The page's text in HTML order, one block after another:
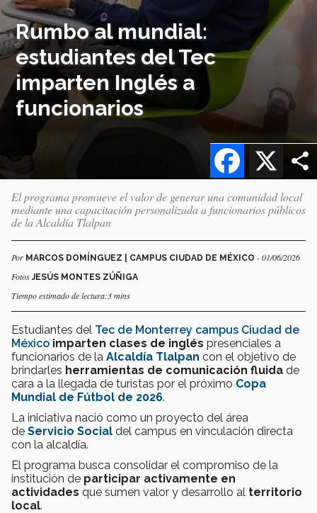
Rumbo al mundial:
estudiantes del Tec
imparten Inglés a
funcionarios
X
Facebook
El programa promueve el valor de generar una comunidad local
mediante una capacitación personalizada a funcionarios públicos
de la Alcaldía Tlalpan
Por MARCOS DOMÍNGUEZ | CAMPUS CIUDAD DE MÉXICO - 01/06/2026
FotosJESÚS MONTES ZÚÑIGA
Tiempo estimado de lectura:3 mins
Estudiantes del Tec de Monterrey campus Ciudad de
México imparten clases de inglés presenciales a
funcionarios de la Alcaldía Tlalpan con el objetivo de
brindarles herramientas de comunicación fluida de
cara a la llegada de turistas por el próximo Copa
Mundial de Fútbol de 2026.
La iniciativa nació como un proyecto del área
de Servicio Social del campus en vinculación directa
con la alcaldía.
El programa busca consolidar el compromiso de la
institución de participar activamente en
actividades que sumen valor y desarrollo al territorio
local.